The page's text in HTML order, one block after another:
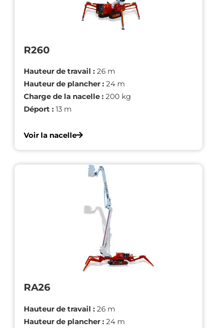
R260
Hauteur de travail : 26 m
Hauteur de plancher : 24 m
Charge de la nacelle : 200 kg
Déport : 13 m
Voir la nacelle
RA26
Hauteur de travail : 26 m
Hauteur de plancher : 24 m